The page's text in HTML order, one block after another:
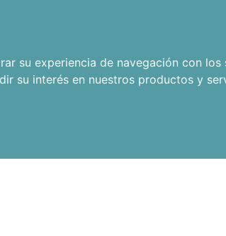
su experiencia de navegación con los
su interés en nuestros productos y